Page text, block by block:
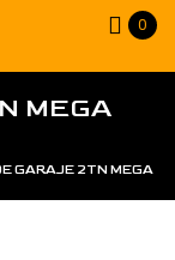
0
MEGA
GARAJE 2TN MEGA